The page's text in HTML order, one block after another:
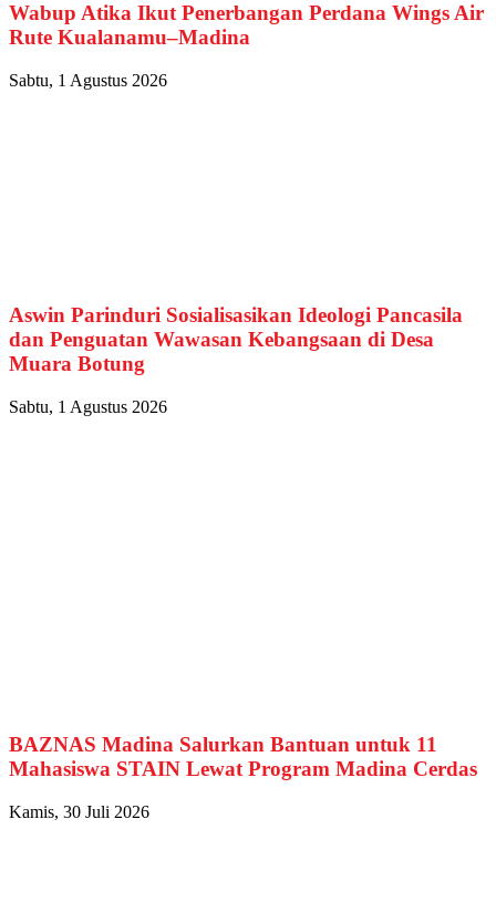
Wabup Atika Ikut Penerbangan Perdana Wings Air
Rute Kualanamu–Madina
Sabtu, 1 Agustus 2026
Aswin Parinduri Sosialisasikan Ideologi Pancasila
dan Penguatan Wawasan Kebangsaan di Desa
Muara Botung
Sabtu, 1 Agustus 2026
BAZNAS Madina Salurkan Bantuan untuk 11
Mahasiswa STAIN Lewat Program Madina Cerdas
Kamis, 30 Juli 2026